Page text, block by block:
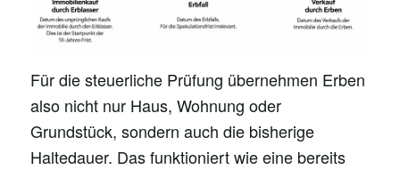
Für die steuerliche Prüfung übernehmen Erben
also nicht nur Haus, Wohnung oder
Grundstück, sondern auch die bisherige
Haltedauer. Das funktioniert wie eine bereits